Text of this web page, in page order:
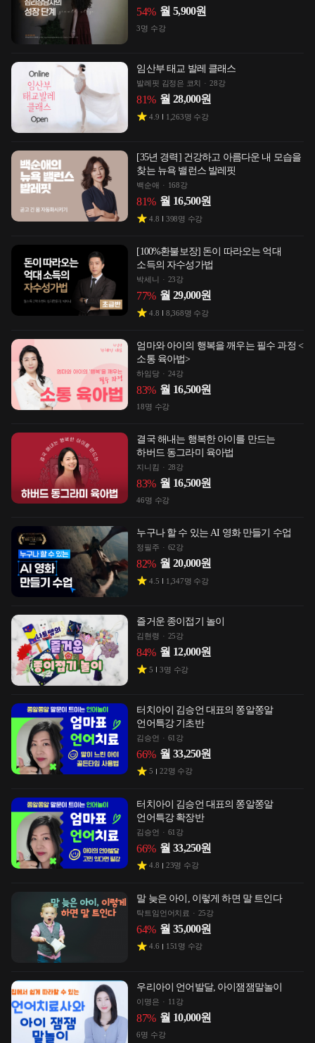
54% 월 5,900원
3명 수강
임산부 태교 발레 클래스
발레핏 김정은 코치 28강
81% 월 28,000원
4.9 1,263명 수강
[35년 경력] 건강하고 아름다운 내 모습을
찾는 뉴욕 밸런스 발레핏
백순애 168강
81% 월 16,500원
4.8 398명 수강
[100%환불보장] 돈이 따라오는 억대
소득의 자수성가법
박세니 23강
77% 월 29,000원
4.8 8,368명 수강
엄마와 아이의 행복을 깨우는 필수 과정 <
소통 육아법>
하임당 24강
83% 월 16,500원
18명 수강
결국 해내는 행복한 아이를 만드는
하버드 동그라미 육아법
지니킴 28강
83% 월 16,500원
46명 수강
누구나 할 수 있는 AI 영화 만들기 수업
정필주 62강
82% 월 20,000원
4.5 1,347명 수강
즐거운 종이접기 놀이
김현령 25강
84% 월 12,000원
5 3명 수강
터치아이 김승언 대표의 쫑알쫑알
언어특강 기초반
김승언 61강
66% 월 33,250원
5 22명 수강
터치아이 김승언 대표의 쫑알쫑알
언어특강 확장반
김승언 61강
66% 월 33,250원
4.8 23명 수강
말 늦은 아이, 이렇게 하면 말 트인다
탁트임언어치료 25강
64% 월 35,000원
4.6 151명 수강
우리아이 언어발달, 아이잼잼말놀이
이명은 11강
87% 월 10,000원
6명 수강